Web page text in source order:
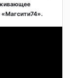
«Магсити74».